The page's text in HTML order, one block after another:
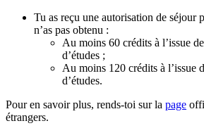
Tu as reçu une autorisation de séjour
n’as pas obtenu :
Au moins 60 crédits à l’issue
d’études ;
Au moins 120 crédits à l’issue
d’études.
Pour en savoir plus, rends-toi sur la page
étrangers.